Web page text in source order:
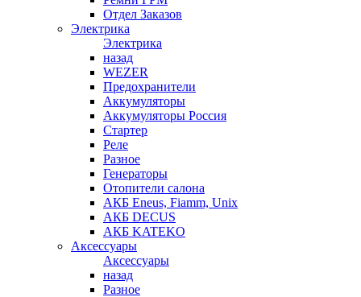
Отдел Заказов
Электрика
Электрика
назад
WEZER
Предохранители
Аккумуляторы
Аккумуляторы Россия
Стартер
Реле
Разное
Генераторы
Отопители салона
АКБ Eneus, Fiamm, Unix
АКБ DECUS
АКБ KATEKO
Аксессуары
Аксессуары
назад
Разное